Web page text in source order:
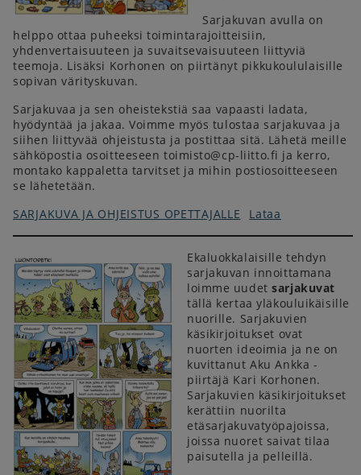
Sarjakuvan avulla on
helppo ottaa puheeksi toimintarajoitteisiin,
yhdenvertaisuuteen ja suvaitsevaisuuteen liittyviä
teemoja. Lisäksi Korhonen on piirtänyt pikkukoululaisille
sopivan värityskuvan.
Sarjakuvaa ja sen oheistekstiä saa vapaasti ladata,
hyödyntää ja jakaa. Voimme myös tulostaa sarjakuvaa ja
siihen liittyvää ohjeistusta ja postittaa sitä. Lähetä meille
sähköpostia osoitteeseen toimisto@cp-liitto.fi ja kerro,
montako kappaletta tarvitset ja mihin postiosoitteeseen
se lähetetään.
SARJAKUVA JA OHJEISTUS OPETTAJALLE
Lataa
Ekaluokkalaisille tehdyn
sarjakuvan innoittamana
loimme uudetsarjakuvat
tällä kertaa yläkouluikäisille
nuorille. Sarjakuvien
käsikirjoitukset ovat
nuorten ideoimia ja ne on
kuvittanut Aku Ankka -
piirtäjä Kari Korhonen.
Sarjakuvien käsikirjoitukset
kerättiin nuorilta
etäsarjakuvatyöpajoissa,
joissa nuoret saivat tilaa
paisutella ja pelleillä.